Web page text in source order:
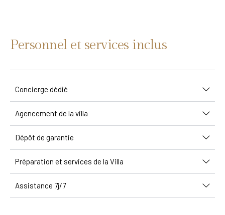
Personnel et services inclus
Concierge dédié
Agencement de la villa
Dépôt de garantie
Préparation et services de la Villa
Assistance 7j/7